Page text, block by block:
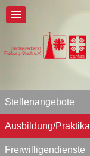
Stellenangebote
Ausbildung/Praktika
Freiwilligendienste